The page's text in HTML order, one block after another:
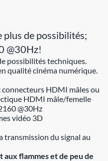
plus de possibilités;
@30Hz!
possibilités techniques.
qualité cinéma numérique.
HDMI mâles ou
HDMI mâle/femelle
@30Hz
vidéo 3D
transmission du signal au
flammes et de peu de